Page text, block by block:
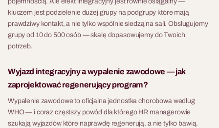
kluczem jest podzielenie dużej grupy na podgrupy które mają
prawdziwy kontakt, a nie tylko wspólnie siedzą na sali. Obsługujemy
grupy od 10 do 500 osób — skalę dopasowujemy do Twoich
potrzeb.
Wyjazd integracyjny a wypalenie zawodowe — jak
zaprojektować regenerujący program?
Wypalenie zawodowe to oficjalna jednostka chorobowa według
WHO — i coraz częstszy powód dla którego HR managerowie
szukają wyjazdów które naprawdę regenerują, a nie tylko bawią.